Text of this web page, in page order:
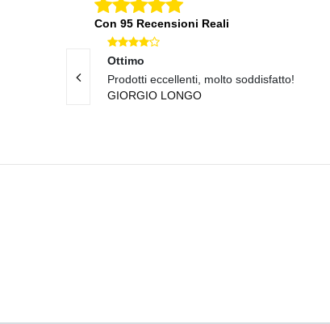
Con 95 Recensioni Reali
Ottimo
Prodotti eccellenti, molto soddisfatto!
GIORGIO LONGO